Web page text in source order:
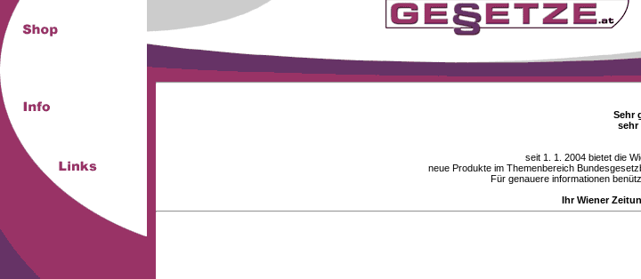
Sehr
sehr
seit 1. 1. 2004 bietet die
neue Produkte im Themenbereich
Für genauere informationen
Ihr Wiener